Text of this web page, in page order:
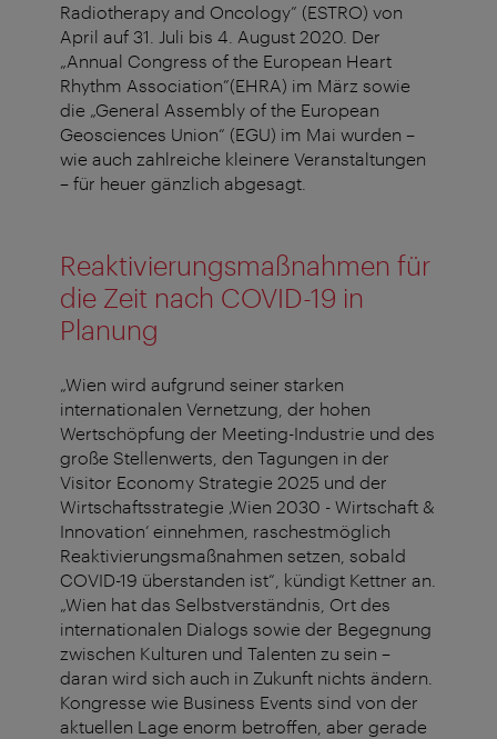
Radiotherapy and Oncology” (ESTRO) von
April auf 31. Juli bis 4. August 2020. Der
„Annual Congress of the European Heart
Rhythm Association”(EHRA) im März sowie
die „General Assembly of the European
Geosciences Union“ (EGU) im Mai wurden –
wie auch zahlreiche kleinere Veranstaltungen
– für heuer gänzlich abgesagt.
Reaktivierungsmaßnahmen für
die Zeit nach COVID-19 in
Planung
„Wien wird aufgrund seiner starken
internationalen Vernetzung, der hohen
Wertschöpfung der Meeting-Industrie und des
große Stellenwerts, den Tagungen in der
Visitor Economy Strategie 2025 und der
Wirtschaftsstrategie ‚Wien 2030 - Wirtschaft &
Innovation‘ einnehmen, raschestmöglich
Reaktivierungsmaßnahmen setzen, sobald
COVID-19 überstanden ist“, kündigt Kettner an.
„Wien hat das Selbstverständnis, Ort des
internationalen Dialogs sowie der Begegnung
zwischen Kulturen und Talenten zu sein –
daran wird sich auch in Zukunft nichts ändern.
Kongresse wie Business Events sind von der
aktuellen Lage enorm betroffen, aber gerade